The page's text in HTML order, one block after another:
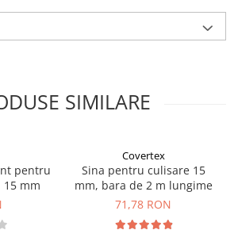
SIMILARE
pentru
mm
Covertex
Sina pentru culisare 15
mm, bara de 2 m lungime
71,78 RON